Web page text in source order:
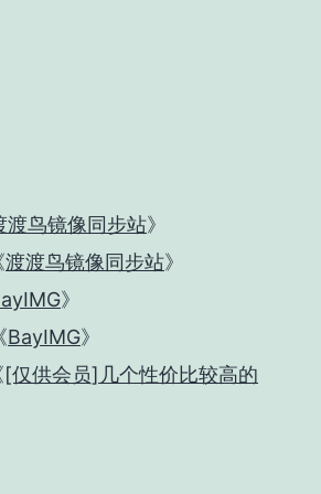
渡鸟镜像同步站》
渡渡鸟镜像同步站》
》
BayIMG》
[仅供会员]几个性价比较高的